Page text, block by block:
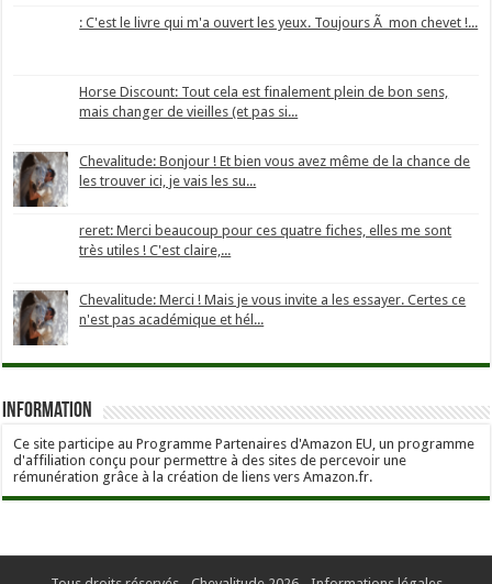
: C'est le livre qui m'a ouvert les yeux. Toujours Ã mon chevet !...
Horse Discount: Tout cela est finalement plein de bon sens,
mais changer de vieilles (et pas si...
Chevalitude: Bonjour ! Et bien vous avez même de la chance de
les trouver ici, je vais les su...
reret: Merci beaucoup pour ces quatre fiches, elles me sont
très utiles ! C'est claire,...
Chevalitude: Merci ! Mais je vous invite a les essayer. Certes ce
n'est pas académique et hél...
Information
Ce site participe au Programme Partenaires d'Amazon EU, un programme
d'affiliation conçu pour permettre à des sites de percevoir une
rémunération grâce à la création de liens vers Amazon.fr.